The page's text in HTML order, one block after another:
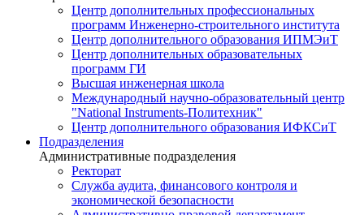
Центр дополнительных профессиональных
программ Инженерно-строительного института
Центр дополнительного образования ИПМЭиТ
Центр дополнительных образовательных
программ ГИ
Высшая инженерная школа
Международный научно-образовательный центр
"National Instruments-Политехник"
Центр дополнительного образования ИФКСиТ
Подразделения
Административные подразделения
Ректорат
Служба аудита, финансового контроля и
экономической безопасности